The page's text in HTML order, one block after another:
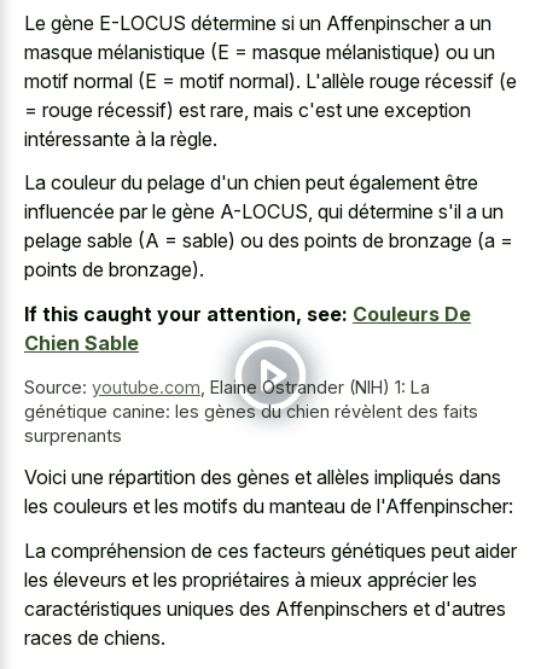
Le gène E-LOCUS détermine si un Affenpinscher a un
masque mélanistique (E = masque mélanistique) ou un
motif normal (E = motif normal). L'allèle rouge récessif (e
= rouge récessif) est rare, mais c'est une exception
intéressante à la règle.
La couleur du pelage d'un chien peut également être
influencée par le gène A-LOCUS, qui détermine s'il a un
pelage sable (A = sable) ou des points de bronzage (a =
points de bronzage).
If this caught your attention, see: Couleurs De
Chien Sable
Source: youtube.com Elaine Ostrander (NIH) 1: La
génétique canine: les gènes du chien révèlent des faits
surprenants
Voici une répartition des gènes et allèles impliqués dans
les couleurs et les motifs du manteau de l'Affenpinscher:
La compréhension de ces facteurs génétiques peut aider
les éleveurs et les propriétaires à mieux apprécier les
caractéristiques uniques des Affenpinschers et d'autres
races de chiens.